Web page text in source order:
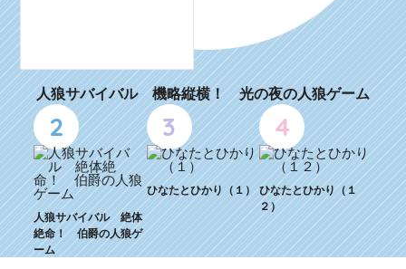
人狼サバイバル 機略縦横！ 光の夜の人狼ゲーム
2
人狼サバイバル 絶体
絶命！ 伯爵の人狼ゲ
ーム
3
ひなたとひかり（１）
4
ひなたとひかり（１
２）